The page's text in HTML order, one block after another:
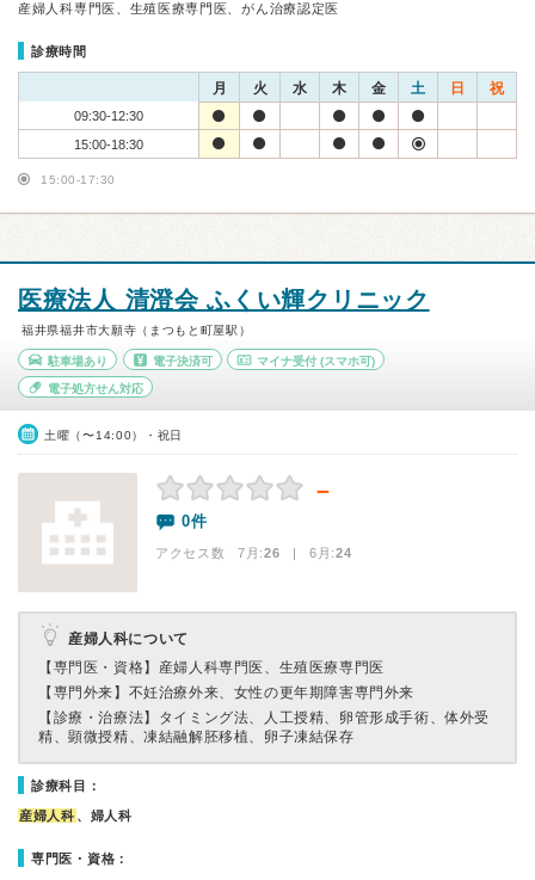
産婦人科専門医、生殖医療専門医、がん治療認定医
診療時間
月 火 水 木 金 土 日 祝
09:30-12:30
15:00-18:30
15:00-17:30
医療法人 清澄会 ふくい輝クリニック
福井県福井市大願寺（まつもと町屋駅）
駐車場あり 電子決済可 マイナ受付 (スマホ可)
電子処方せん対応
土曜（〜14:00）・祝日
－
0件
アクセス数 7月:26 | 6月:24
産婦人科について
【専門医・資格】 産婦人科専門医、生殖医療専門医
【専門外来】 不妊治療外来、女性の更年期障害専門外来
【診療・治療法】 タイミング法、人工授精、卵管形成手術、体外受
精、顕微授精、凍結融解胚移植、卵子凍結保存
診療科目：
産婦人科 、婦人科
専門医・資格：